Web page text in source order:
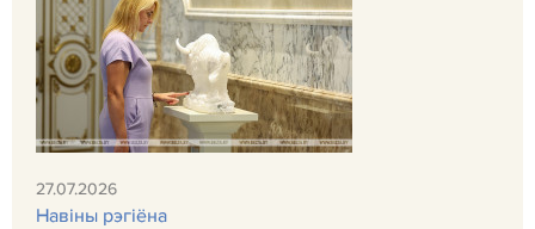
27.07.2026
Навiны рэгiёна